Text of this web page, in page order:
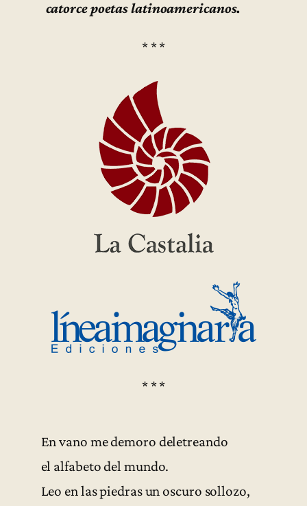
catorce poetas latinoamericanos.
* * *
* * *
En vano me demoro deletreando
el alfabeto del mundo.
Leo en las piedras un oscuro sollozo,